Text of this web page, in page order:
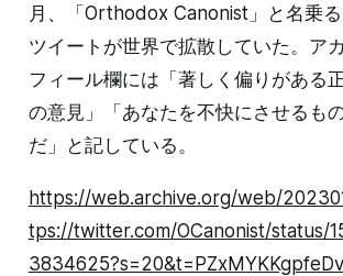
月、「Orthodox Canonist」と名乗
ツイートが世界で拡散していた。ア
フィール欄には「著しく偏りがある
の意見」「あなたを不快にさせるも
だ」と記している。
https://web.archive.org/web/
tps://twitter.com/OCanonist/status/